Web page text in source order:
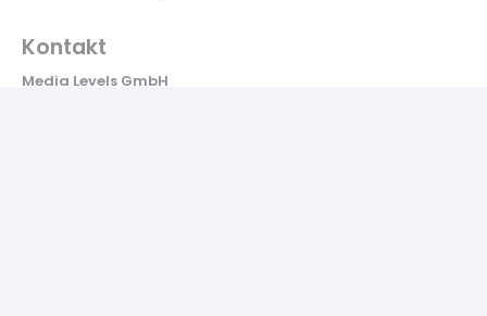
Kontakt
Media Levels GmbH